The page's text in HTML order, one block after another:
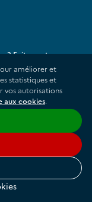
Faites votre
améliorer et
statistiques et
vos autorisations
aux cookies